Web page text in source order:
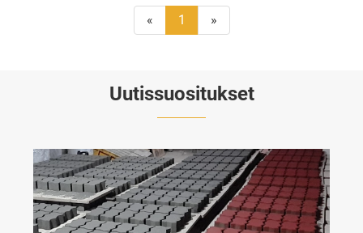
« 1 »
Uutissuositukset